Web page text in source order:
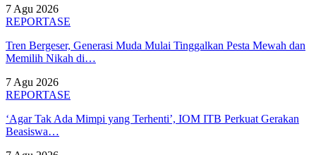
7 Agu 2026
REPORTASE
Tren Bergeser, Generasi Muda Mulai Tinggalkan Pesta Mewah dan
Memilih Nikah di…
7 Agu 2026
REPORTASE
‘Agar Tak Ada Mimpi yang Terhenti’, IOM ITB Perkuat Gerakan
Beasiswa…